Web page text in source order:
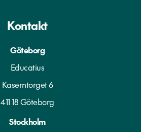
Kontakt
Göteborg
Educatius
Kaserntorget 6
411 18 Göteborg
Stockholm